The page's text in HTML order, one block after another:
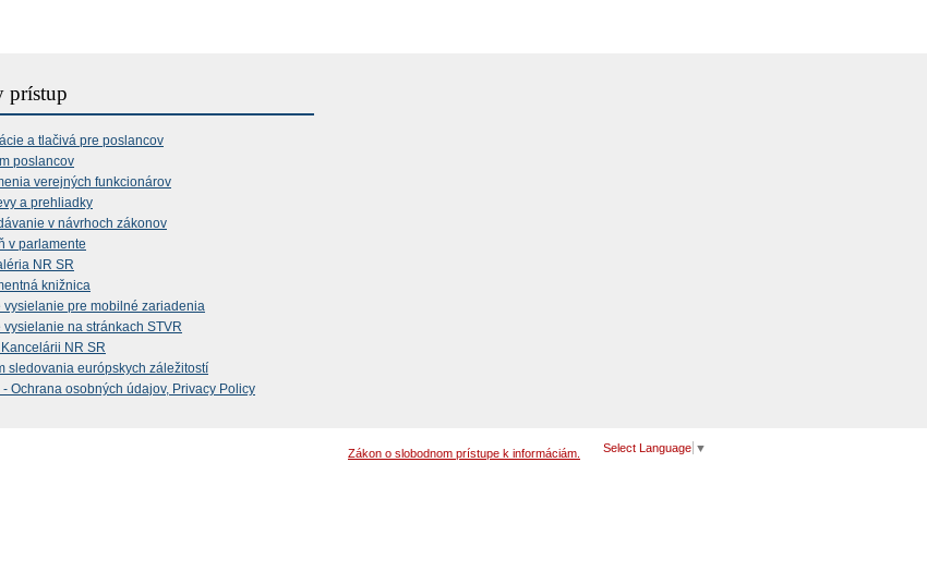
prístup
a tlačivá pre poslancov
poslancov
verejných funkcionárov
a prehliadky
v návrhoch zákonov
v parlamente
NR SR
knižnica
vysielanie pre mobilné zariadenia
vysielanie na stránkach STVR
NR SR
sledovania európskych záležitostí
- Ochrana osobných údajov, Privacy Policy
Select Language ▼
Zákon o slobodnom prístupe k informáciám.